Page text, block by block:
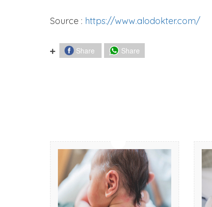
Source : https://www.alodokter.com/
Share Share